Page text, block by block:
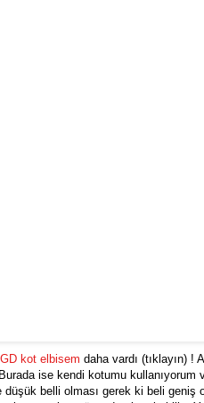
GD kot elbisem daha vardı (tıklayın) !
ise kendi kotumu
belli olması gerek ki beli